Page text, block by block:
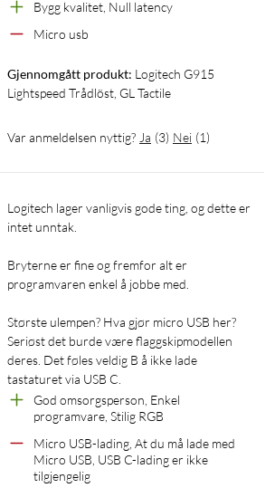
Med mediekontrollene er det enkelt å
direkte på tastaturet. Innebygd minne
mottaker eller via Bluetooth.
mottaker og Micro-USB-kabel for lading
GL Clicky
Bygg kvalitet, Null latency
Micro usb
Gjennomgått produkt: Logitech G915
Lightspeed Trådlöst, GL Tactile
Var anmeldelsen nyttig? Ja (3) Nei (1)
Logitech lager vanligvis gode ting, og dette er
intet unntak.
Bryterne er fine og fremfor alt er
programvaren enkel å jobbe med.
Største ulempen? Hva gjør micro USB her?
Seriøst det burde være flaggskipmodellen
deres. Det føles veldig B å ikke lade
tastaturet via USB C.
God omsorgsperson, Enkel
programvare, Stilig RGB
Micro USB-lading, At du må lade med
Micro USB, USB C-lading er ikke
tilgjengelig